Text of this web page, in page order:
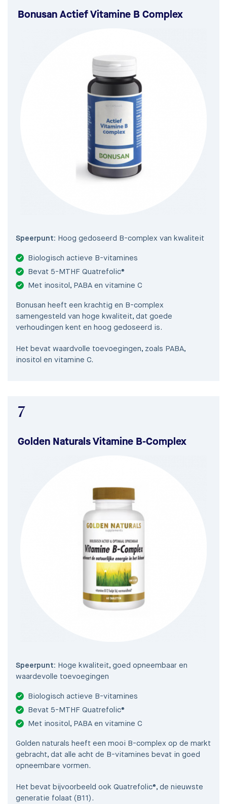
Bonusan Actief Vitamine B Complex
Speerpunt: Hoog gedoseerd B-complex van kwaliteit
Biologisch actieve B-vitamines
Bevat 5-MTHF Quatrefolic®
Met inositol, PABA en vitamine C
Bonusan heeft een krachtig en B-complex
samengesteld van hoge kwaliteit, dat goede
verhoudingen kent en hoog gedoseerd is.
Het bevat waardvolle toevoegingen, zoals PABA,
inositol en vitamine C.
7
Golden Naturals Vitamine B-Complex
Speerpunt: Hoge kwaliteit, goed opneembaar en
waardevolle toevoegingen
Biologisch actieve B-vitamines
Bevat 5-MTHF Quatrefolic®
Met inositol, PABA en vitamine C
Golden naturals heeft een mooi B-complex op de markt
gebracht, dat alle acht de B-vitamines bevat in goed
opneembare vormen.
Het bevat bijvoorbeeld ook Quatrefolic®, de nieuwste
generatie folaat (B11).